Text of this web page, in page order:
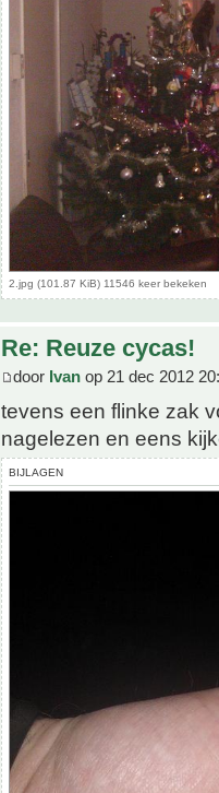
2.jpg (101.87 KiB) 11546 keer bekeken
Re: Reuze cycas!
door Ivan op 21 dec 2012
tevens een flinke zak
nagelezen en eens
BIJLAGEN